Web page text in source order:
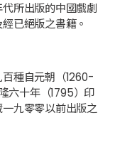
所出版的中國戲劇
已絕版之書籍。
種自元朝（1260-
六十年（1795）印
九零零以前出版之